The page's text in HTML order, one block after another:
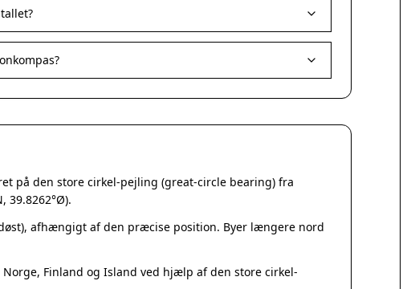
Stege
Svendstrup
Faaborg
Munkebo
Otterup
Ebeltoft
på den store cirkel-pejling (great-circle bearing) fra
39.8262°Ø).
afhængigt af den præcise position. Byer længere nord
Finland og Island ved hjælp af den store cirkel-